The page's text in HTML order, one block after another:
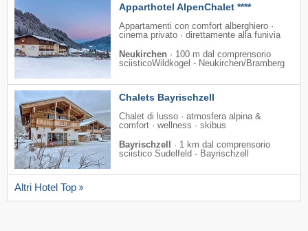
Apparthotel AlpenChalet ****
Appartamenti con comfort alberghiero ·
cinema privato · direttamente alla funivia
Neukirchen · 100 m dal comprensorio
sciisticoWildkogel - Neukirchen/​Bramberg
Chalets Bayrischzell
Chalet di lusso · atmosfera alpina &
comfort · wellness · skibus
Bayrischzell
· 1 km dal comprensorio
sciistico Sudelfeld - Bayrischzell
Altri Hotel Top